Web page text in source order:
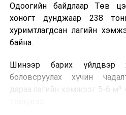
танилцах, онцгой нөхцөлд
онол, практик хосолсон
байна.
зохион байгуулах
Нийслэлийн тээврийн газар,
төв болон Тээврийн
Одоогийн байдлаар Төв
хоногт дунджаар 238
хуримтлагдсан лагийн
байна.
Шинээр барих
боловсруулах хүчин
дараа лагийн хэмжээг 5-6 м³